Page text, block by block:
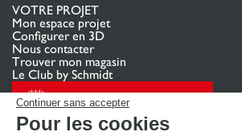
Continuer sans accepter
Pour les cookies
VOTRE PROJET
Mon espace projet
Configurer en 3D
Nous contacter
Trouver mon magasin
Le Club by Schmidt
PRENDRE RENDEZ-VOUS